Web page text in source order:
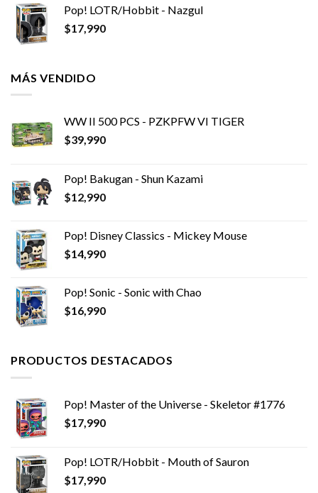
Pop! LOTR/Hobbit - Nazgul
$17,990
MÁS VENDIDO
WW II 500 PCS - PZKPFW VI TIGER
$39,990
Pop! Bakugan - Shun Kazami
$12,990
Pop! Disney Classics - Mickey Mouse
$14,990
Pop! Sonic - Sonic with Chao
$16,990
PRODUCTOS DESTACADOS
Pop! Master of the Universe - Skeletor #1776
$17,990
Pop! LOTR/Hobbit - Mouth of Sauron
$17,990